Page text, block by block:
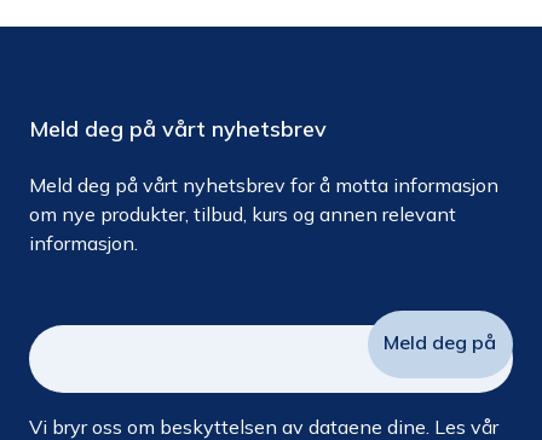
Meld deg på vårt nyhetsbrev
Meld deg på vårt nyhetsbrev for å motta informasjon
om nye produkter, tilbud, kurs og annen relevant
informasjon.
Vi bryr oss om beskyttelsen av dataene dine. Les vår